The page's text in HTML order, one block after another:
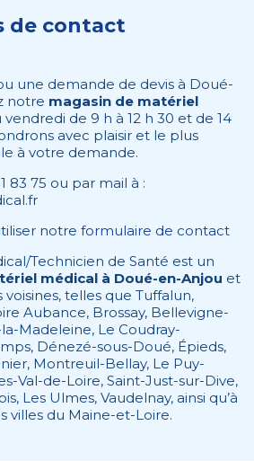
de contact
une demande de devis à Doué-
notre magasin de matériel
de 9 h à 12 h 30 et de 14
avec plaisir et le plus
à votre demande.
83 75 ou par mail à :
notre formulaire de contact
Technicien de Santé est un
médical à Doué-en-Anjou et
telles que Tuffalun,
Aubance, Brossay, Bellevigne-
Madeleine, Le Coudray-
Dénezé-sous-Doué, Épieds,
Montreuil-Bellay, Le Puy-
Val-de-Loire, Saint-Just-sur-Dive,
Les Ulmes, Vaudelnay, ainsi qu’à
villes du Maine-et-Loire.